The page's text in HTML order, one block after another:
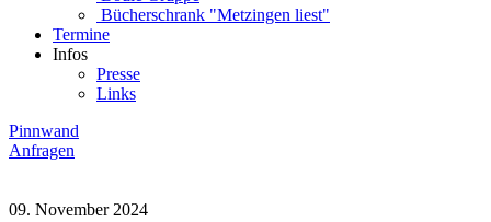
Bücherschrank "Metzingen liest"
Termine
Infos
Presse
Links
Pinnwand
Anfragen
09. November 2024